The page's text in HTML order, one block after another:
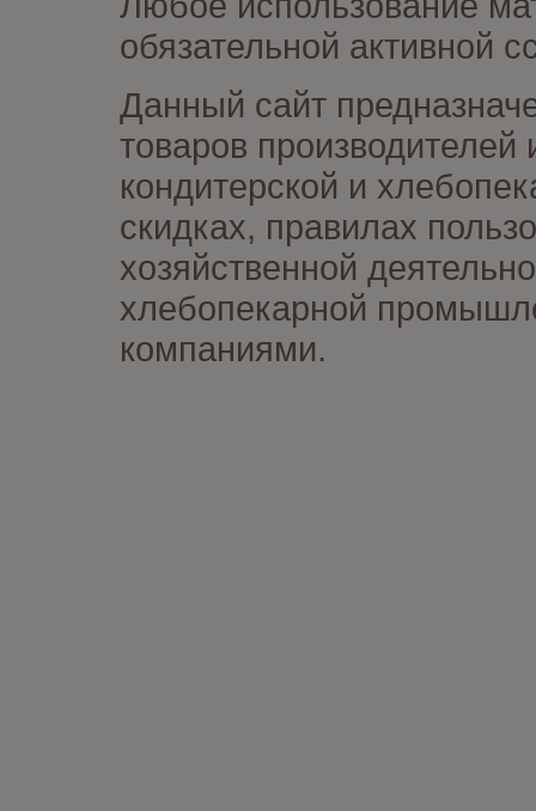
обязательной активной
Данный сайт
товаров
кондитерской и
скидках, правилах
хозяйственной
хлебопекарной
компаниями.